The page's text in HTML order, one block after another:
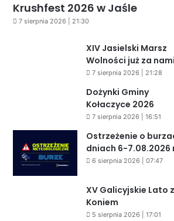
Krushfest 2026 w Jaśle
7 sierpnia 2026 | 21:30
XIV Jasielski Marsz
Wolności już za nami
7 sierpnia 2026 | 21:28
Dożynki Gminy
Kołaczyce 2026
7 sierpnia 2026 | 16:51
Ostrzeżenie o
dniach 6-7.08.2026
6 sierpnia 2026 | 07:47
XV Galicyjskie Lato z
Koniem
5 sierpnia 2026 | 17:01